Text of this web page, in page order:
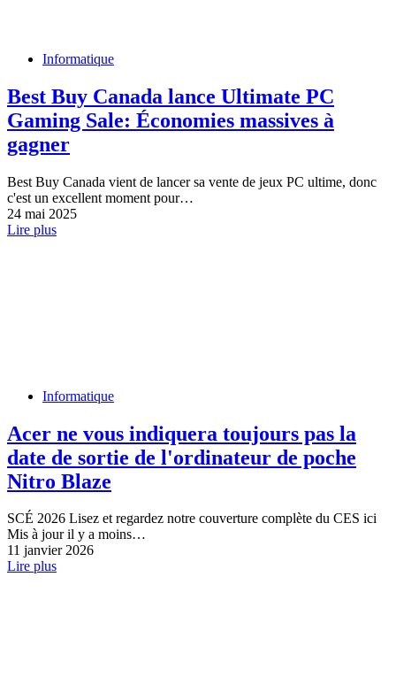
Informatique
Best Buy Canada lance Ultimate PC
Gaming Sale: Économies massives à
gagner
Best Buy Canada vient de lancer sa vente de jeux PC ultime, donc
c'est un excellent moment pour…
24 mai 2025
Lire plus
Informatique
Acer ne vous indiquera toujours pas la
date de sortie de l'ordinateur de poche
Nitro Blaze
SCÉ 2026 Lisez et regardez notre couverture complète du CES ici
Mis à jour il y a moins…
11 janvier 2026
Lire plus